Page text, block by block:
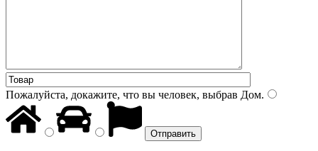
Пожалуйста, докажите, что вы человек, выбрав Дом.